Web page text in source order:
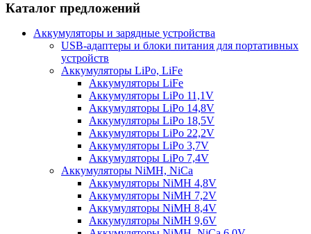
Каталог предложений
Аккумуляторы и зарядные устройства
USB-адаптеры и блоки питания для портативных
устройств
Аккумуляторы LiPo, LiFe
Аккумуляторы LiFe
Аккумуляторы LiPo 11,1V
Аккумуляторы LiPo 14,8V
Аккумуляторы LiPo 18,5V
Аккумуляторы LiPo 22,2V
Аккумуляторы LiPo 3,7V
Аккумуляторы LiPo 7,4V
Аккумуляторы NiMH, NiCa
Аккумуляторы NiMH 4,8V
Аккумуляторы NiMH 7,2V
Аккумуляторы NiMH 8,4V
Аккумуляторы NiMH 9,6V